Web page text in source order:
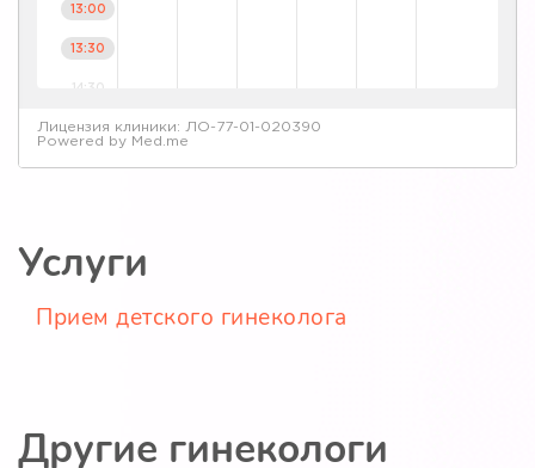
Услуги
Прием детского гинеколога
Другие гинекологи